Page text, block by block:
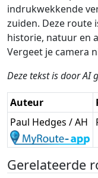
indrukwekkende
zuiden. Deze route
historie, natuur en
Vergeet je camera
Deze tekst is door AI
Auteur
Paul Hedges / AH
Gerelateerde